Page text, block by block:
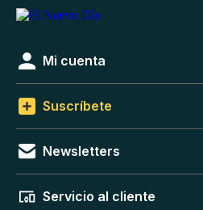
Mi cuenta
Suscríbete
Newsletters
Servicio al cliente